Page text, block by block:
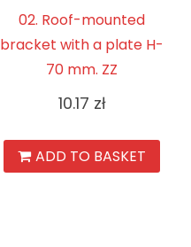
02. Roof-mounted
bracket with a plate H-
70 mm. ZZ
10.17 zł
ADD TO BASKET